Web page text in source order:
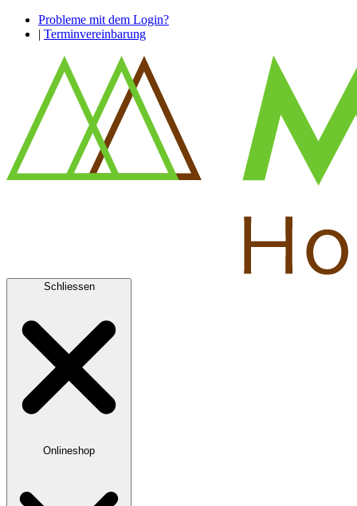
Probleme mit dem Login?
| Terminvereinbarung
Schliessen
Onlineshop